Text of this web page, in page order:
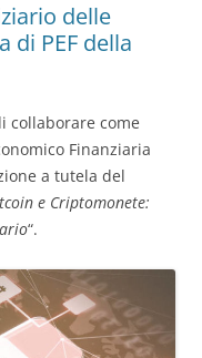
delle
di PEF della
collaborare come
Finanziaria
a tutela del
e Criptomonete:
“.